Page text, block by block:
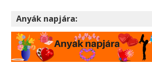
Anyák napjára: